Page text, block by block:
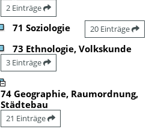
2 Einträge
71 Soziologie 20 Einträge
73 Ethnologie, Volkskunde
3 Einträge
74 Geographie, Raumordnung,
Städtebau
21 Einträge